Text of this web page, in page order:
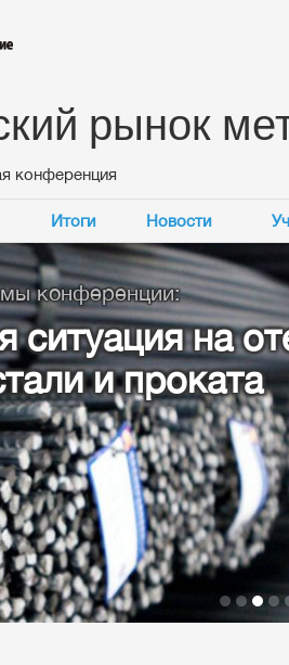
рынок
конференция
Итоги Новости
конференции:
ситуация на
и проката